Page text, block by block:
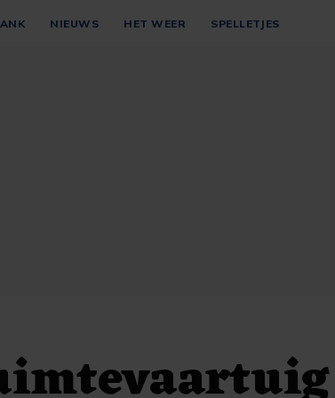
NIEUWS HET WEER SPELLETJES